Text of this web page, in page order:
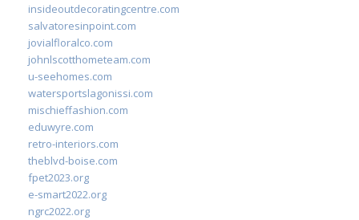
insideoutdecoratingcentre.com
salvatoresinpoint.com
jovialfloralco.com
johnlscotthometeam.com
u-seehomes.com
watersportslagonissi.com
mischieffashion.com
eduwyre.com
retro-interiors.com
theblvd-boise.com
fpet2023.org
e-smart2022.org
ngrc2022.org